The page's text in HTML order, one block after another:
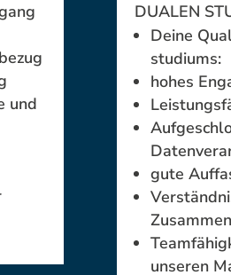
und
DUALEN
Deine
studiums:
hohes
gute
unseren